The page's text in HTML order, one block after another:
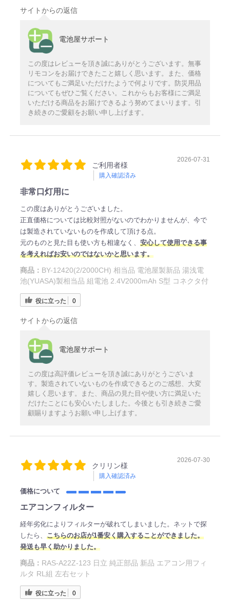
サイトからの返信
電池屋サポート
この度はレビューを頂き誠にありがとうございます。無事
リモコンをお届けできたこと嬉しく思います。また、価格
についてもご満足いただけたようで何よりです。防災用品
についてもぜひご覧ください。これからもお客様にご満足
いただける商品をお届けできるよう努めてまいります。引
き続きのご愛顧をお願い申し上げます。
ご利用者様
購入確認済み
2026-07-31
非常口灯用に
この度はありがとうございました。
正直価格については比較対照がないのでわかりませんが、今で
は製造されていないものを作成して頂ける点。
元のものと見た目も使い方も相違なく、 安心して使用できる事
を考えればお安いのではないかと思います。
商品： BY-12420(2/2000CH) 相当品 電池屋製新品 湯浅電
池(YUASA)製相当品 組電池 2.4V2000mAh S型 コネクタ付
役に立った 0
サイトからの返信
電池屋サポート
この度は高評価レビューを頂き誠にありがとうございま
す。製造されていないものを作成できるとのご感想、大変
嬉しく思います。また、商品の見た目や使い方に満足いた
だけたことにも安心いたしました。今後とも引き続きご愛
顧賜りますようお願い申し上げます。
クリリン様
購入確認済み
2026-07-30
価格について
エアコンフィルター
経年劣化によりフィルターが破れてしまいました。ネットで探
したら、 こちらのお店が1番安く購入することができました。
発送も早く助かりました。
商品： RAS-A22Z-123 日立 純正部品 新品 エアコン用フィ
ルタ RL組 左右セット
役に立った 0